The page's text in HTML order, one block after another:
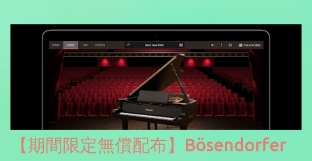
【期間限定無償配布】Bösendorfer